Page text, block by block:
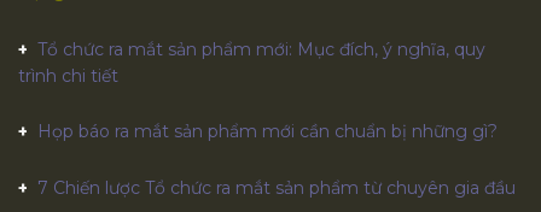
Tổ chức ra mắt sản phẩm mới: Mục đích, ý nghĩa, quy
trình chi tiết
Họp báo ra mắt sản phẩm mới cần chuẩn bị những gì?
7 Chiến lược Tổ chức ra mắt sản phẩm từ chuyên gia đầu